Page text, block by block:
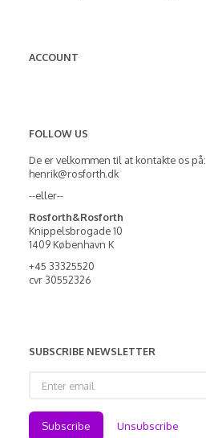
ACCOUNT
FOLLOW US
De er velkommen til at kontakte os på:
henrik@rosforth.dk
--eller--
Rosforth&Rosforth
Knippelsbrogade 10
1409 København K
+45 33325520
cvr 30552326
SUBSCRIBE NEWSLETTER
email
Subscribe Unsubscribe